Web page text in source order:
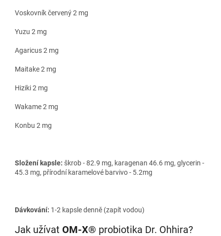
Voskovník červený 2 mg
Yuzu 2 mg
Agaricus 2 mg
Maitake 2 mg
Hiziki 2 mg
Wakame 2 mg
Konbu 2 mg
Složení kapsle: škrob - 82.9 mg, karagenan 46.6 mg, glycerin -
45.3 mg, přírodní karamelové barvivo - 5.2mg
Dávkování: 1-2 kapsle denně (zapít vodou)
Jak užívat OM-X® probiotika Dr. Ohhira?